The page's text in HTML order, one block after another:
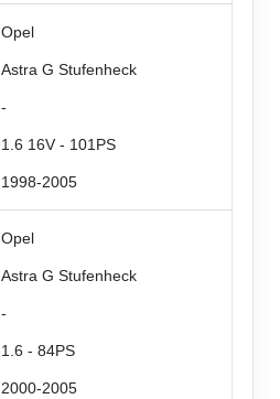
Opel
Astra G Stufenheck
-
1.6 16V - 101PS
1998-2005
Opel
Astra G Stufenheck
-
1.6 - 84PS
2000-2005